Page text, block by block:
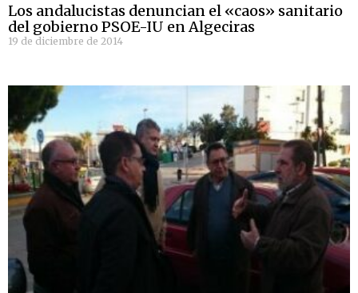
Los andalucistas denuncian el «caos» sanitario
del gobierno PSOE-IU en Algeciras
19 de diciembre de 2014